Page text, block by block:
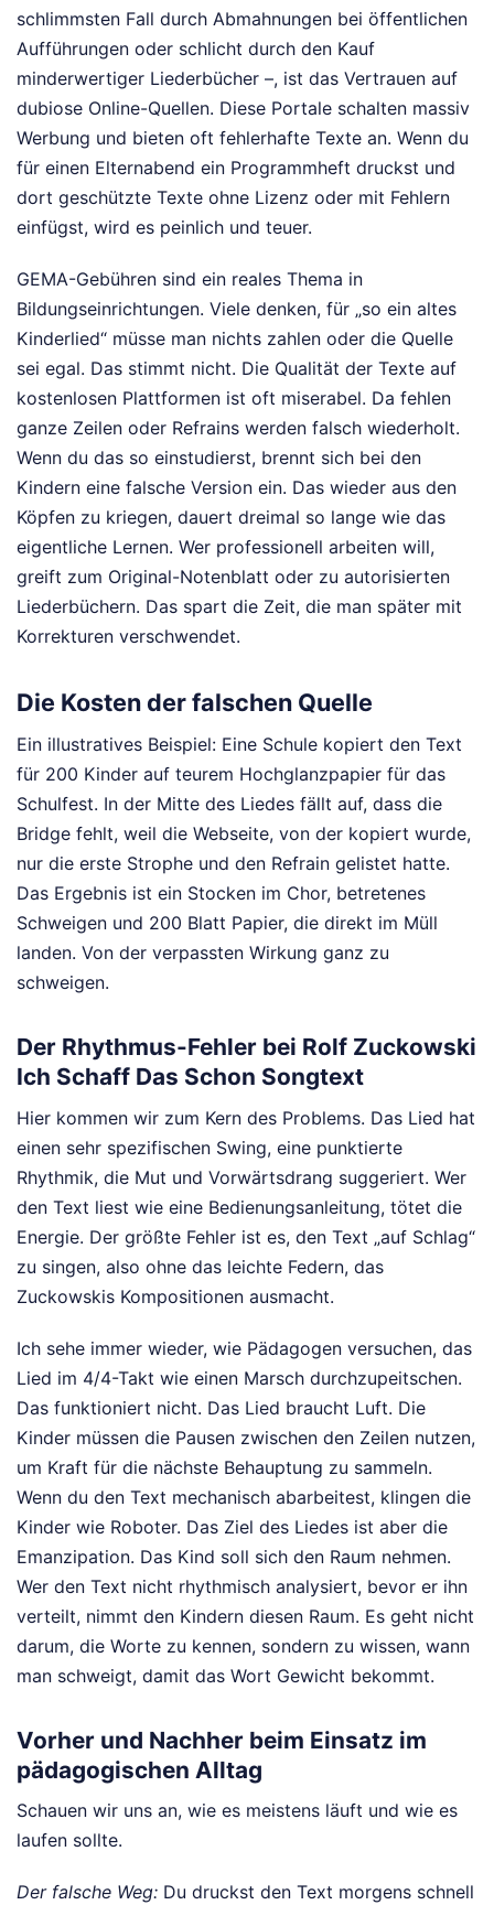
schlimmsten Fall durch Abmahnungen bei öffentlichen
Aufführungen oder schlicht durch den Kauf
minderwertiger Liederbücher –, ist das Vertrauen auf
dubiose Online-Quellen. Diese Portale schalten massiv
Werbung und bieten oft fehlerhafte Texte an. Wenn du
für einen Elternabend ein Programmheft druckst und
dort geschützte Texte ohne Lizenz oder mit Fehlern
einfügst, wird es peinlich und teuer.
GEMA-Gebühren sind ein reales Thema in
Bildungseinrichtungen. Viele denken, für „so ein altes
Kinderlied“ müsse man nichts zahlen oder die Quelle
sei egal. Das stimmt nicht. Die Qualität der Texte auf
kostenlosen Plattformen ist oft miserabel. Da fehlen
ganze Zeilen oder Refrains werden falsch wiederholt.
Wenn du das so einstudierst, brennt sich bei den
Kindern eine falsche Version ein. Das wieder aus den
Köpfen zu kriegen, dauert dreimal so lange wie das
eigentliche Lernen. Wer professionell arbeiten will,
greift zum Original-Notenblatt oder zu autorisierten
Liederbüchern. Das spart die Zeit, die man später mit
Korrekturen verschwendet.
Die Kosten der falschen Quelle
Ein illustratives Beispiel: Eine Schule kopiert den Text
für 200 Kinder auf teurem Hochglanzpapier für das
Schulfest. In der Mitte des Liedes fällt auf, dass die
Bridge fehlt, weil die Webseite, von der kopiert wurde,
nur die erste Strophe und den Refrain gelistet hatte.
Das Ergebnis ist ein Stocken im Chor, betretenes
Schweigen und 200 Blatt Papier, die direkt im Müll
landen. Von der verpassten Wirkung ganz zu
schweigen.
Der Rhythmus-Fehler bei Rolf Zuckowski
Ich Schaff Das Schon Songtext
Hier kommen wir zum Kern des Problems. Das Lied hat
einen sehr spezifischen Swing, eine punktierte
Rhythmik, die Mut und Vorwärtsdrang suggeriert. Wer
den Text liest wie eine Bedienungsanleitung, tötet die
Energie. Der größte Fehler ist es, den Text „auf Schlag“
zu singen, also ohne das leichte Federn, das
Zuckowskis Kompositionen ausmacht.
Ich sehe immer wieder, wie Pädagogen versuchen, das
Lied im 4/4-Takt wie einen Marsch durchzupeitschen.
Das funktioniert nicht. Das Lied braucht Luft. Die
Kinder müssen die Pausen zwischen den Zeilen nutzen,
um Kraft für die nächste Behauptung zu sammeln.
Wenn du den Text mechanisch abarbeitest, klingen die
Kinder wie Roboter. Das Ziel des Liedes ist aber die
Emanzipation. Das Kind soll sich den Raum nehmen.
Wer den Text nicht rhythmisch analysiert, bevor er ihn
verteilt, nimmt den Kindern diesen Raum. Es geht nicht
darum, die Worte zu kennen, sondern zu wissen, wann
man schweigt, damit das Wort Gewicht bekommt.
Vorher und Nachher beim Einsatz im
pädagogischen Alltag
Schauen wir uns an, wie es meistens läuft und wie es
laufen sollte.
Der falsche Weg: Du druckst den Text morgens schnell